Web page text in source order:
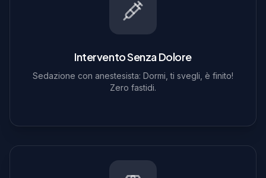
Intervento Senza Dolore
Sedazione con anestesista: Dormi, ti svegli, è finito!
Zero fastidi.